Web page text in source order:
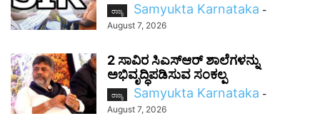
ರಾಜ್ಯ Samyukta Karnataka -
August 7, 2026
2 ಸಾವಿರ ಸಿಎಸ್‌ಆರ್ ಶಾಲೆಗಳನ್ನು
ಅಭಿವೃದ್ಧಿಪಡಿಸುವ ಸಂಕಲ್ಪ
ರಾಜ್ಯ Samyukta Karnataka -
August 7, 2026